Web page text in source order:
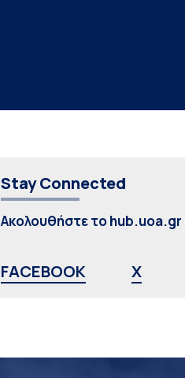
Stay Connected
Ακολουθήστε το
FACEBOOK X